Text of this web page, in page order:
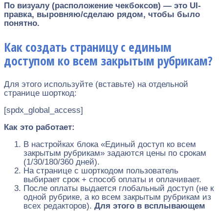
По визуалу (расположение чекбоксов) — это UI-
правка, выровняю/сделаю рядом, чтобы было
понятно.
Как создать страницу с единым
доступом ко всем закрытым рубрикам?
Для этого используйте (вставьте) на отдельной
странице шорткод:
[spdx_global_access]
Как это работает:
В настройках блока «Единый доступ ко всем
закрытым рубрикам» задаются цены по срокам
(1/30/180/360 дней).
На странице с шорткодом пользователь
выбирает срок + способ оплаты и оплачивает.
После оплаты выдается глобальный доступ (не к
одной рубрике, а ко всем закрытым рубрикам из
всех редакторов). Для этого в всплывающем